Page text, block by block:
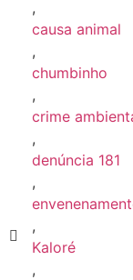
,
causa animal
,
chumbinho
,
crime
,
denúncia 181
,
,
Kaloré
,